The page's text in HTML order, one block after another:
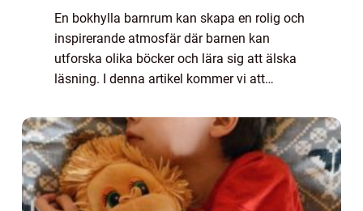
detalj i ett barnrum
En bokhylla barnrum kan skapa en rolig och
inspirerande atmosfär där barnen kan
utforska olika böcker och lära sig att älska
läsning. I denna artikel kommer vi att
en grundlig översikt över ämnet. En bokhyll...